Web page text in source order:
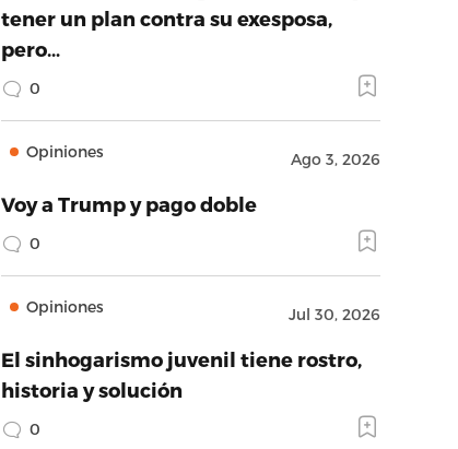
tener un plan contra su exesposa,
pero…
0
Opiniones Ago 3, 2026
Voy a Trump y pago doble
0
Opiniones Jul 30, 2026
El sinhogarismo juvenil tiene rostro,
historia y solución
0